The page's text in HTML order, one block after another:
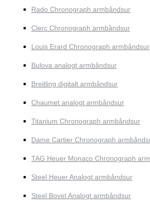
Rado Chronograph armbåndsur
Clerc Chronograph armbåndsur
Louis Erard Chronograph armbåndsur
Bulova analogt armbåndsur
Breitling digitalt armbåndsur
Chaumet analogt armbåndsur
Titanium Chronograph armbåndsur
Dame Cartier Chronograph
TAG Heuer Monaco Chronograph
Steel Heuer Analogt armbåndsur
Steel Bovet Analogt armbåndsur